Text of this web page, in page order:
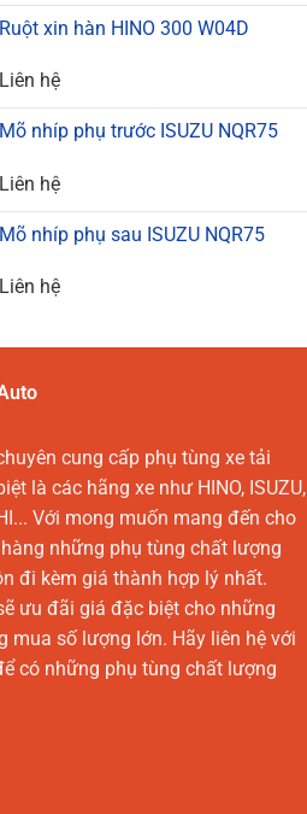
Ruột xin hàn HINO 300 W04D
Liên hệ
Mõ nhíp phụ trước ISUZU NQR75
Liên hệ
Mõ nhíp phụ sau ISUZU NQR75
Liên hệ
cung cấp phụ tùng xe tải
là các hãng xe như HINO, ISUZU,
Với mong muốn mang đến cho
những phụ tùng chất lượng
đi kèm giá thành hợp lý nhất.
ưu đãi giá đặc biệt cho những
mua số lượng lớn. Hãy liên hệ với
có những phụ tùng chất lượng